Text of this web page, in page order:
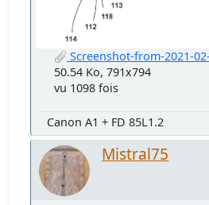
Screenshot-from-2021-
50.54 Ko, 791x794
vu 1098 fois
Canon A1 + FD 85L1.2
Mistral75